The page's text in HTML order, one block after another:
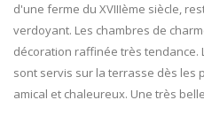
d'une ferme du XVIIIème siècle,
verdoyant. Les chambres de
décoration raffinée très tendance.
sont servis sur la terrasse dès les
amical et chaleureux. Une très